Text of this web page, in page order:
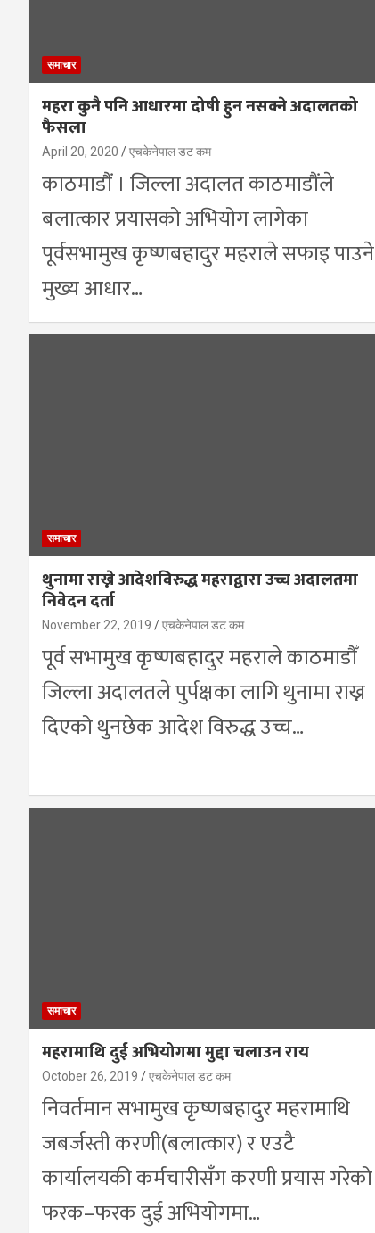
समाचार
महरा कुनै पनि आधारमा दोषी हुन नसक्ने अदालतको
फैसला
April 20, 2020 एचकेनेपाल डट कम
काठमाडौं । जिल्ला अदालत काठमाडौंले
बलात्कार प्रयासको अभियोग लागेका
पूर्वसभामुख कृष्णबहादुर महराले सफाइ पाउने
मुख्य आधार…
समाचार
थुनामा राख्ने आदेशविरुद्ध महराद्वारा उच्च अदालतमा
निवेदन दर्ता
November 22, 2019 एचकेनेपाल डट कम
पूर्व सभामुख कृष्णबहादुर महराले काठमाडौँ
जिल्ला अदालतले पुर्पक्षका लागि थुनामा राख्न
दिएको थुनछेक आदेश विरुद्ध उच्च…
समाचार
महरामाथि दुई अभियोगमा मुद्दा चलाउन राय
October 26, 2019 एचकेनेपाल डट कम
निवर्तमान सभामुख कृष्णबहादुर महरामाथि
जबर्जस्ती करणी(बलात्कार) र एउटै
कार्यालयकी कर्मचारीसँग करणी प्रयास गरेको
फरक–फरक दुई अभियोगमा…